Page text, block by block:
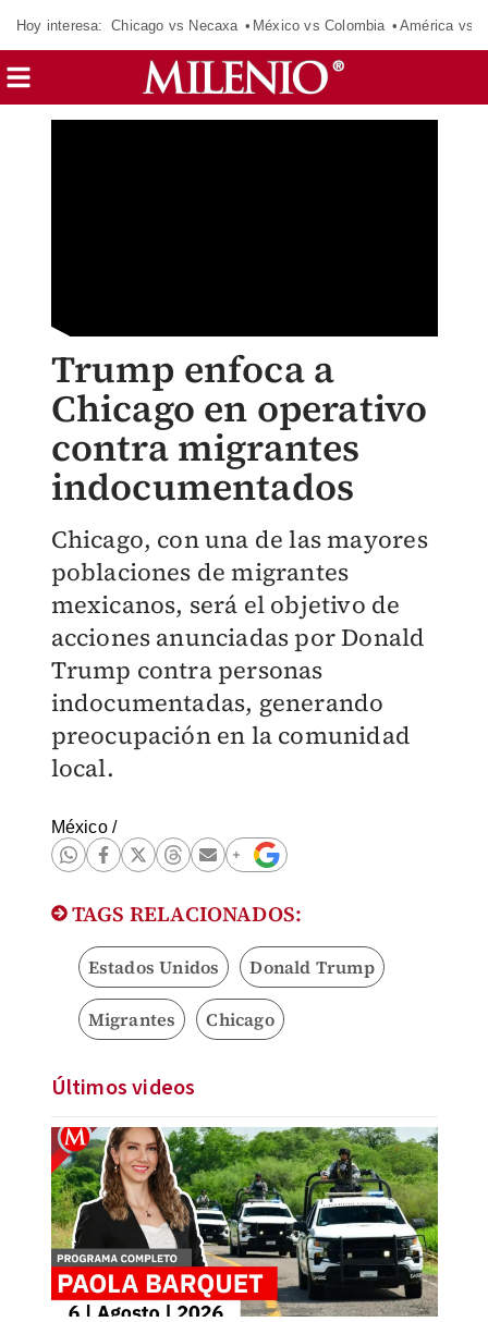
Hoy interesa: Chicago vs Necaxa México vs Colombia América vs
Trump enfoca a
Chicago en operativo
contra migrantes
indocumentados
Chicago, con una de las mayores
poblaciones de migrantes
mexicanos, será el objetivo de
acciones anunciadas por Donald
Trump contra personas
indocumentadas, generando
preocupación en la comunidad
local.
México/
TAGS RELACIONADOS:
Estados Unidos Donald Trump
Migrantes Chicago
Últimos videos